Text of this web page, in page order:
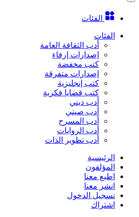
الفئات
الفئات
أدب الثقافة العامة
إصدارات إرفاء
كتب مخفضة
إصدارات متفرقة
كتب إنجليزية
كتب قضايا فكرية
أدب ديني
أدب صيني
أدب المسرح
أدب الروايات
أدب تطوير الذات
الرئيسية
المؤلفون
اطبع معنا
انشر معنا
تسجيل الدخول
اشتراك